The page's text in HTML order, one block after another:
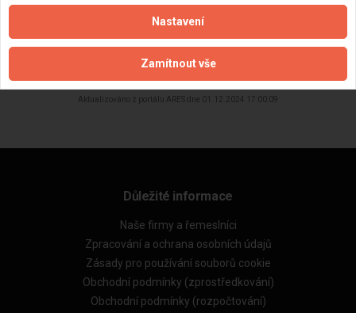
Aktualizováno z portálu ARES dne 01.12.2024 17:00:09
Důležité informace
Naše firmy a řemeslníci
Zpracování a ochrana osobních údajů
Zásady pro používání souborů cookie
Obchodní podmínky (zprostředkování)
Obchodní podmínky (rozpočtování)
Nastavení
Zamítnout vše